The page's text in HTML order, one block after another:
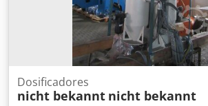
Dosificadores
nicht bekannt nicht bekannt